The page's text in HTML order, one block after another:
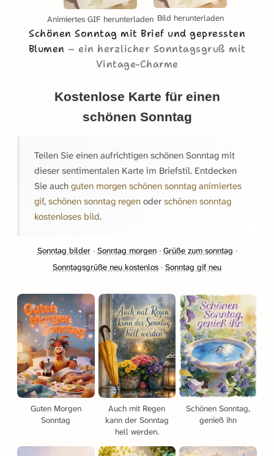
Animiertes GIF herunterladen Bild herunterladen
Schönen Sonntag mit Brief und gepressten
Blumen
ein herzlicher Sonntagsgruß mit
Vintage-Charme
Kostenlose Karte für einen
schönen Sonntag
Teilen Sie einen aufrichtigen schönen Sonntag mit
dieser sentimentalen Karte im Briefstil. Entdecken
Sie auch guten morgen schönen sonntag animiertes
gif, schönen sonntag regen oder schönen sonntag
kostenloses bild.
Sonntag bilder· Sonntag morgen· Grüße zum sonntag ·
Sonntagsgrüße neu kostenlos · Sonntag gif neu
Guten Morgen
Sonntag
Auch mit Regen
kann der Sonntag
hell werden.
Schönen Sonntag,
genieß ihn